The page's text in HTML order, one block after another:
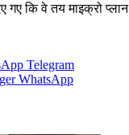
कि वे तय माइक्रो
Telegram
WhatsApp